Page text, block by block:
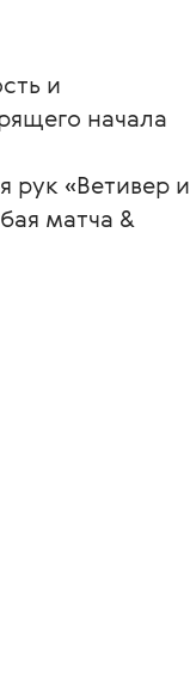
и
начала
рук «Ветивер и
матча &